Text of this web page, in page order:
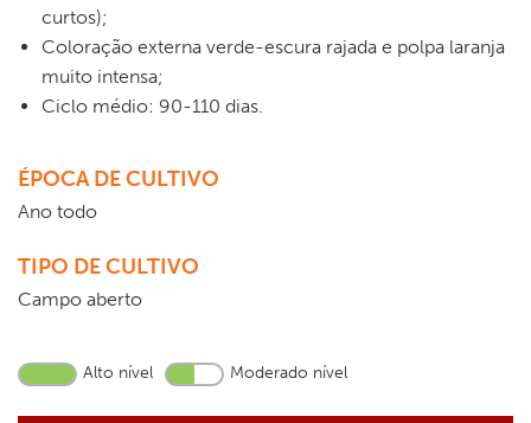
curtos);
Coloração externa verde-escura rajada e polpa laranja
muito intensa;
Ciclo médio: 90-110 dias.
ÉPOCA DE CULTIVO
Ano todo
TIPO DE CULTIVO
Campo aberto
Alto nível Moderado nível